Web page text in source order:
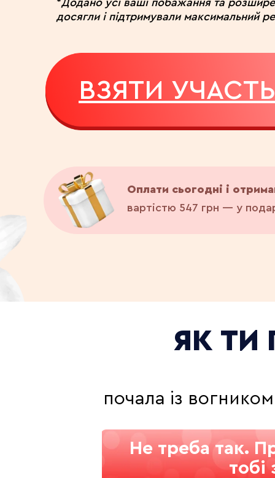
ВЗЯТИ УЧАСТЬ
Оплати сьогодні і
вартістю 547 грн — у
*Додано усі ваші побажання та
досягли і підтримували максимальний
ЯК ТИ
почала із
Не треба так.
тобі